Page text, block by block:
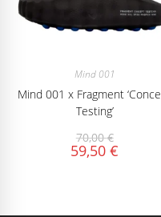
Mind 001
Mind 001 x Fragment
Testing’
70,00€
59,50€